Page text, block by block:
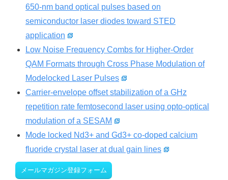
650-nm band optical pulses based on
semiconductor laser diodes toward STED
application
Low Noise Frequency Combs for Higher-Order
QAM Formats through Cross Phase Modulation of
Modelocked Laser Pulses
Carrier-envelope offset stabilization of a GHz
repetition rate femtosecond laser using opto-optical
modulation of a SESAM
Mode locked Nd3+ and Gd3+ co-doped calcium
fluoride crystal laser at dual gain lines
メールマガジン登録フォーム